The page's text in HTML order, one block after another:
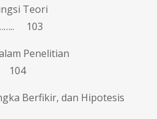
Teori
103
Penelitian
104
Berfikir, dan Hipotesis